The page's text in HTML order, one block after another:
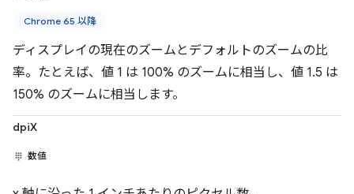
Chrome 65 以降
ディスプレイの現在のズームとデフォルトのズームの比
率。たとえば、値 1 は 100% のズームに相当し、値 1.5 は
150% のズームに相当します。
dpiX
数値